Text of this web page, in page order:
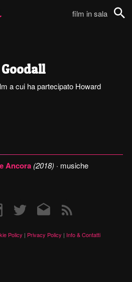
film in sala
a cui ha partecipato Howard
Ancora (2018) · musiche
Policy | Privacy Policy | Info & Contatti